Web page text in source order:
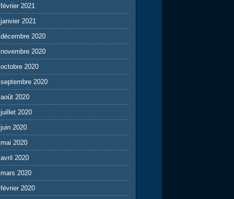
février 2021
janvier 2021
décembre 2020
novembre 2020
octobre 2020
septembre 2020
août 2020
juillet 2020
juin 2020
mai 2020
avril 2020
mars 2020
février 2020